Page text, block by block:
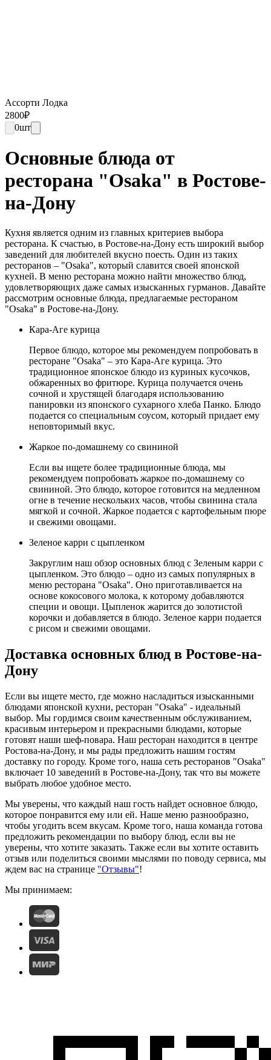
Ассорти Лодка
2800₽
0шт
Основные блюда от
ресторана "Osaka" в Ростове-
на-Дону
Кухня является одним из главных критериев выбора
ресторана. К счастью, в Ростове-на-Дону есть широкий выбор
заведений для любителей вкусно поесть. Один из таких
ресторанов – "Osaka", который славится своей японской
кухней. В меню ресторана можно найти множество блюд,
удовлетворяющих даже самых изысканных гурманов. Давайте
рассмотрим основные блюда, предлагаемые рестораном
"Osaka" в Ростове-на-Дону.
Кара-Аге курица
Первое блюдо, которое мы рекомендуем попробовать в
ресторане "Osaka" – это Кара-Аге курица. Это
традиционное японское блюдо из куриных кусочков,
обжаренных во фритюре. Курица получается очень
сочной и хрустящей благодаря использованию
панировки из японского сухарного хлеба Панко. Блюдо
подается со специальным соусом, который придает ему
неповторимый вкус.
Жаркое по-домашнему со свининой
Если вы ищете более традиционные блюда, мы
рекомендуем попробовать жаркое по-домашнему со
свининой. Это блюдо, которое готовится на медленном
огне в течение нескольких часов, чтобы свинина стала
мягкой и сочной. Жаркое подается с картофельным пюре
и свежими овощами.
Зеленое карри с цыпленком
Закруглим наш обзор основных блюд с Зеленым карри с
цыпленком. Это блюдо – одно из самых популярных в
меню ресторана "Osaka". Оно приготавливается на
основе кокосового молока, к которому добавляются
специи и овощи. Цыпленок жарится до золотистой
корочки и добавляется в блюдо. Зеленое карри подается
с рисом и свежими овощами.
Доставка основных блюд в Ростове-на-
Дону
Если вы ищете место, где можно насладиться изысканными
блюдами японской кухни, ресторан "Osaka" - идеальный
выбор. Мы гордимся своим качественным обслуживанием,
красивым интерьером и прекрасными блюдами, которые
готовят наши шеф-повара. Наш ресторан находится в центре
Ростова-на-Дону, и мы рады предложить нашим гостям
доставку по городу. Кроме того, наша сеть ресторанов "Osaka"
включает 10 заведений в Ростове-на-Дону, так что вы можете
выбрать любое удобное место.
Мы уверены, что каждый наш гость найдет основное блюдо,
которое понравится ему или ей. Наше меню разнообразно,
чтобы угодить всем вкусам. Кроме того, наша команда готова
предложить рекомендации по выбору блюд, если вы не
уверены, что хотите заказать. Также если вы хотите оставить
отзыв или поделиться своими мыслями по поводу сервиса, мы
ждем вас на странице "Отзывы"!
Мы принимаем: